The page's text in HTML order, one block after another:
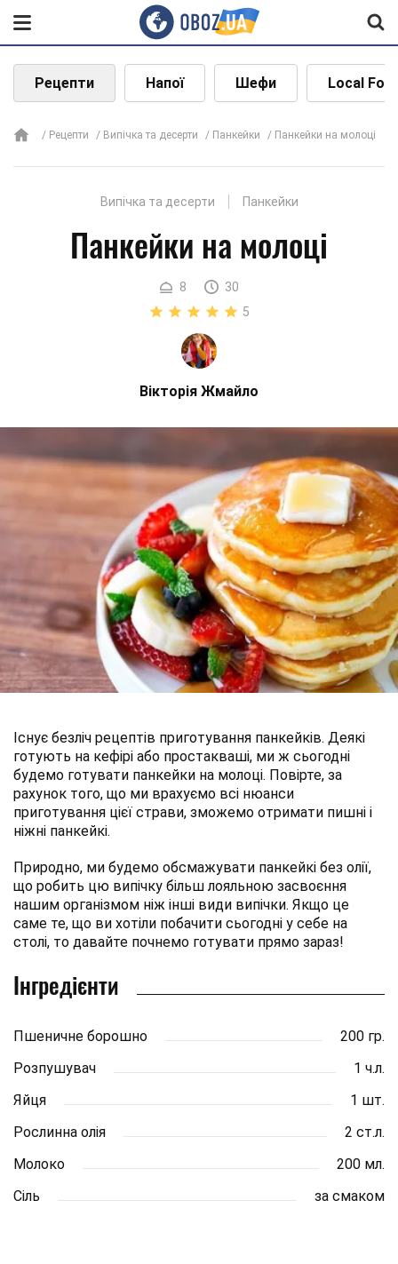
Рецепти Напої Шефи Local
Рецепти Випічка та десерти Панкейки Панкейки на молоці
Випічка та десерти Панкейки
Панкейки на молоці
8
30
5
Вікторія Жмайло
Існує безліч рецептів приготування панкейків. Деякі
готують на кефірі або простакваші, ми ж сьогодні
будемо готувати панкейки на молоці. Повірте, за
рахунок того, що ми врахуємо всі нюанси
приготування цієї страви, зможемо отримати пишні і
ніжні панкейкі.
Природно, ми будемо обсмажувати панкейкі без олії,
що робить цю випічку більш лояльною засвоєння
нашим організмом ніж інші види випічки. Якщо це
саме те, що ви хотіли побачити сьогодні у себе на
столі, то давайте почнемо готувати прямо зараз!
Інгредієнти
Пшеничне борошно
200 гр.
Розпушувач
1 ч.л.
Яйця
1 шт.
Рослинна олія
2 ст.л.
Молоко
200 мл.
Сіль
за смаком